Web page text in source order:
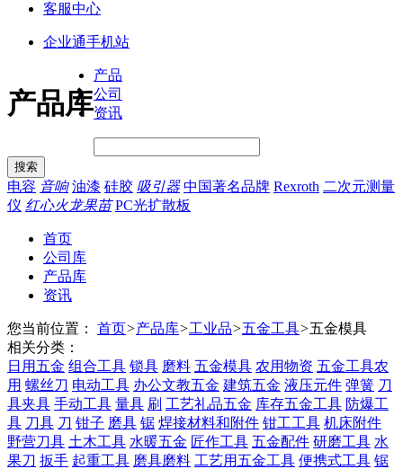
客服中心
企业通手机站
产品库
产品
公司
资讯
电容 音响 油漆 硅胶 吸引器 中国著名品牌 Rexroth 二次元测量
仪 红心火龙果苗 PC光扩散板
首页
公司库
产品库
资讯
您当前位置： 首页>产品库>工业品>五金工具>五金模具
相关分类：
日用五金 组合工具 锁具 磨料 五金模具 农用物资 五金工具农
用 螺丝刀 电动工具 办公文教五金 建筑五金 液压元件 弹簧 刀
具夹具 手动工具 量具 刷 工艺礼品五金 库存五金工具 防爆工
具 刀具 刀 钳子 磨具 锯 焊接材料和附件 钳工工具 机床附件
野营刀具 土木工具 水暖五金 匠作工具 五金配件 研磨工具 水
果刀 扳手 起重工具 磨具磨料 工艺用五金工具 便携式工具 锯